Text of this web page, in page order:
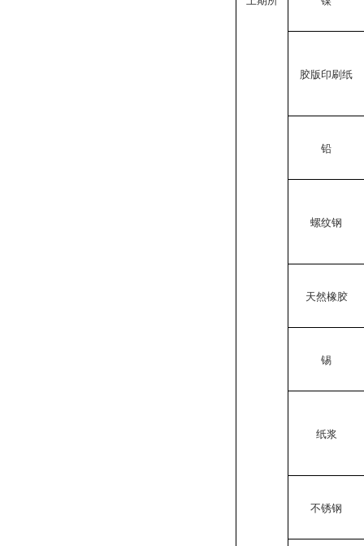
胶版印刷纸
铅
螺纹钢
天然橡胶
锡
纸浆
不锈钢